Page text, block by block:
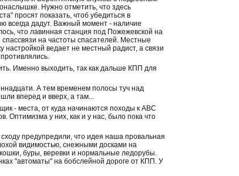
Нужно отметить, что здесь
просят показать, чтоб убедиться в
всегда дадут. Важный момент - наличие
что лавинная станция под Пожежевской на
на частоты спасателей. Местные
ведает не местный радист, а связи
Именно выходить, так как дальше КПП для
А тем временем полосы туч над
вперед и вверх, а там...
- места, от куда начинаются походы к АВС
Оптимизма у них, как и у нас, было пока что
предупредили, что идея наша провальная
видимостью, снежными досками на
буры, веревки и нормальные ледорубы.
"автоматы" на бобслейной дороге от КПП. У